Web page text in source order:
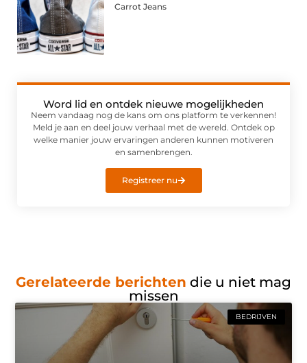
Carrot Jeans
Word lid en ontdek nieuwe mogelijkheden
Neem vandaag nog de kans om ons platform te verkennen!
Meld je aan en deel jouw verhaal met de wereld. Ontdek op
welke manier jouw ervaringen anderen kunnen motiveren
en samenbrengen.
Registreer nu
Gerelateerde berichten die u niet mag
missen
BEDRIJVEN